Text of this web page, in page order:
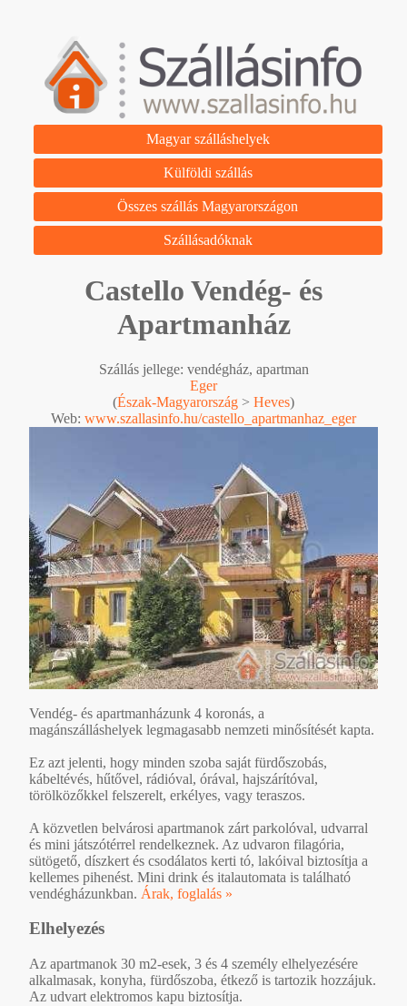
Magyar szálláshelyek
Külföldi szállás
Összes szállás Magyarországon
Szállásadóknak
Castello Vendég- és
Apartmanház
Szállás jellege: vendégház, apartman
Eger
(Észak-Magyarország > Heves)
Web: www.szallasinfo.hu/castello_apartmanhaz_eger
Vendég- és apartmanházunk 4 koronás, a
magánszálláshelyek legmagasabb nemzeti minősítését kapta.
Ez azt jelenti, hogy minden szoba saját fürdőszobás,
kábeltévés, hűtővel, rádióval, órával, hajszárítóval,
törölközőkkel felszerelt, erkélyes, vagy teraszos.
A közvetlen belvárosi apartmanok zárt parkolóval, udvarral
és mini játszótérrel rendelkeznek. Az udvaron filagória,
sütögető, díszkert és csodálatos kerti tó, lakóival biztosítja a
kellemes pihenést. Mini drink és italautomata is található
vendégházunkban. Árak, foglalás »
Elhelyezés
Az apartmanok 30 m2-esek, 3 és 4 személy elhelyezésére
alkalmasak, konyha, fürdőszoba, étkező is tartozik hozzájuk.
Az udvart elektromos kapu biztosítja.